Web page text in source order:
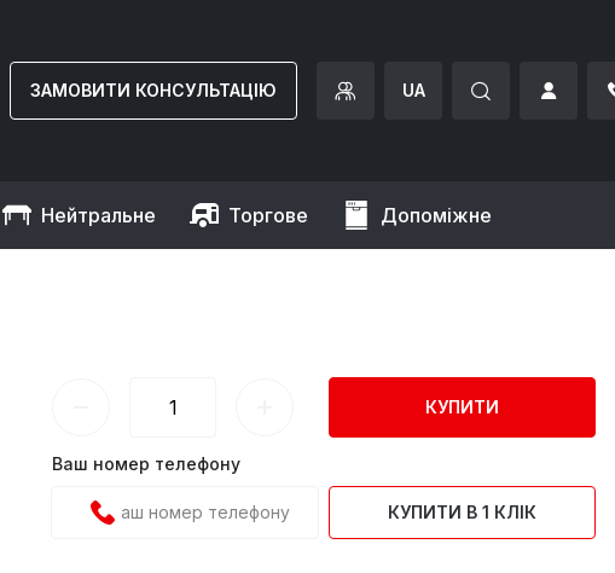
ЗАМОВИТИ КОНСУЛЬТАЦІЮ UA
Нейтральне Торгове Допоміжне
КУПИТИ
Ваш номер телефону
КУПИТИ В 1 КЛІК